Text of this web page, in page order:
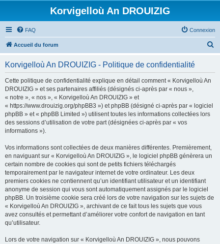
Korvigelloù An DROUIZIG
FAQ Connexion
Accueil du forum
Korvigelloù An DROUIZIG - Politique de confidentialité
Cette politique de confidentialité explique en détail comment « Korvigelloù An
DROUIZIG » et ses partenaires affiliés (désignés ci-après par « nous »,
« notre », « nos », « Korvigelloù An DROUIZIG » et
« https://www.drouizig.org/phpBB3 ») et phpBB (désigné ci-après par « logiciel
phpBB » et « phpBB Limited ») utilisent toutes les informations collectées lors
des sessions d’utilisation de votre part (désignées ci-après par « vos
informations »).
Vos informations sont collectées de deux manières différentes. Premièrement,
en naviguant sur « Korvigelloù An DROUIZIG », le logiciel phpBB génèrera un
certain nombre de cookies qui sont de petits fichiers téléchargés
temporairement par le navigateur internet de votre ordinateur. Les deux
premiers cookies ne contiennent qu’un identifiant utilisateur et un identifiant
anonyme de session qui vous sont automatiquement assignés par le logiciel
phpBB. Un troisième cookie sera créé lors de votre navigation sur les sujets de
« Korvigelloù An DROUIZIG », archivant de ce fait tous les sujets que vous
avez consultés et permettant d’améliorer votre confort de navigation en tant
qu’utilisateur.
Lors de votre navigation sur « Korvigelloù An DROUIZIG », nous pouvons